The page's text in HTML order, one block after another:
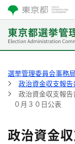
選挙管理委員会事務
政治資金収支報告
政治資金収支報
０月３０日公表
政治資金